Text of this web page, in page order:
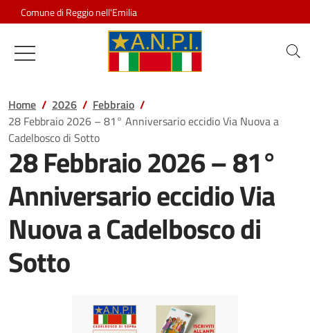
Salta al contenuto
Comune di Reggio nell'Emilia
Associazione Nazionale
Home 2026
Febbraio
28 Febbraio 2026 – 81° Anniversario eccidio Via Nuova a
Cadelbosco di Sotto
28 Febbraio 2026 – 81°
Anniversario eccidio Via
Nuova a Cadelbosco di
Sotto